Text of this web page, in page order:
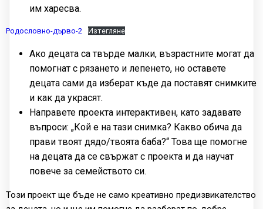
им харесва.
Родословно-дърво-2 Изтегляне
Ако децата са твърде малки, възрастните могат да
помогнат с рязането и лепенето, но оставете
децата сами да изберат къде да поставят снимките
и как да украсят.
Направете проекта интерактивен, като задавате
въпроси: „Кой е на тази снимка? Какво обича да
прави твоят дядо/твоята баба?“ Това ще помогне
на децата да се свържат с проекта и да научат
повече за семейството си.
Този проект ще бъде не само креативно предизвикателство